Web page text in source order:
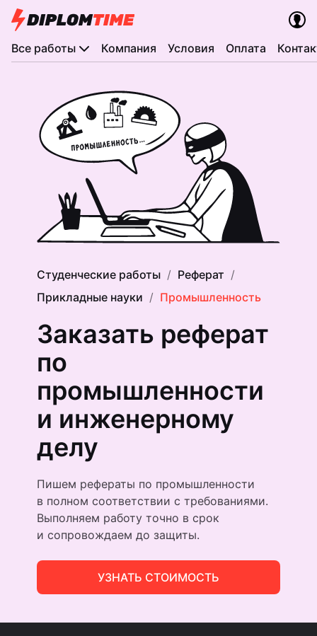
Все работы Компания Условия Оплата
Студенческие работы
Реферат
Прикладные науки
Промышленность
Заказать реферат
по
промышленнос­ти
и инженер­ному
делу
Пишем рефераты по промышленности
в полном соответствии с требованиями.
Выполняем работу точно в срок
и сопровождаем до защиты.
УЗНАТЬ СТОИМОСТЬ